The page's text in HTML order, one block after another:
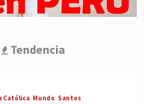
Tendencia
Católica Mundo Santos